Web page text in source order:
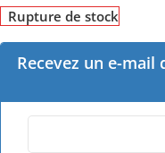
Rupture de stock
Recevez un e-